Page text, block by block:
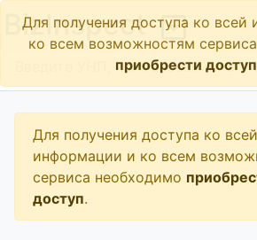
BizInspect
Для получения доступа ко всей
ко всем возможностям
приобрести доступ
Для получения доступа ко всей
информации и ко всем
сервиса необходимо
доступ.